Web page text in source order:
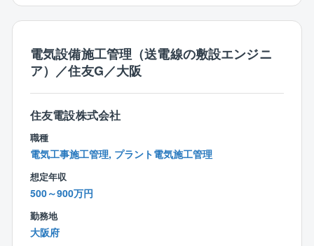
・フレックスタイム制
コアタイム：10:00～15:00
フレキシブルタイム：8:45～10:00、15:00～17:30
・休憩時間：50分（12:00～12:50）
＜標準的な勤務時間帯＞
8:45～17:30
■同社の魅力と特徴：
◇住友グループ：東証プライム上場の総合設備会社／
国立競技場／東京国際展示場・ヨドバシカメラマルチ
応義塾大学湘南藤沢キャンパスの計装設備のエンジニ
アリングを行った企業です。
電気設備施工管理（送電線の敷設エンジニ
ア）／住友G／大阪
住友電設株式会社
職種
電気工事施工管理, プラント電気施工管理
想定年収
500～900万円
勤務地
大阪府